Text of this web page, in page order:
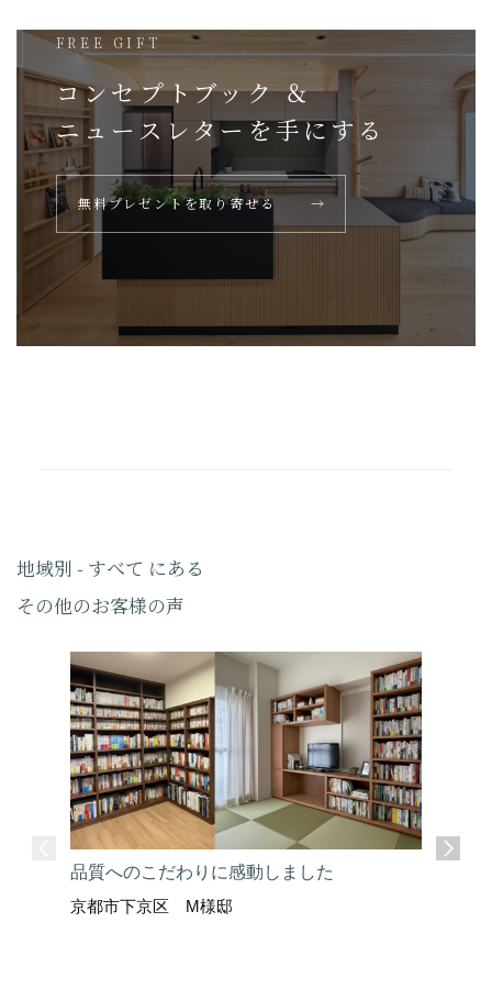
FREE GIFT
コンセプトブック ＆
ニュースレターを手にする
無料プレゼントを取り寄せる →
地域別 - すべて にある
その他のお客様の声
品質へのこだわりに感動しました
京都市下京区 M様邸